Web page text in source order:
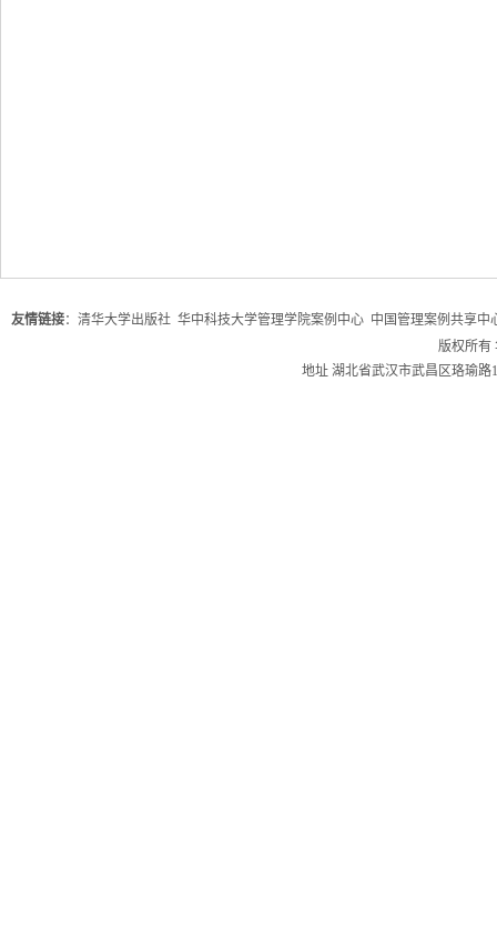
友情链接： 清华大学出版社 华中科技大学管理学院案例中心 中国管理案例共享中
版权所有
地址 湖北省武汉市武昌区珞瑜路